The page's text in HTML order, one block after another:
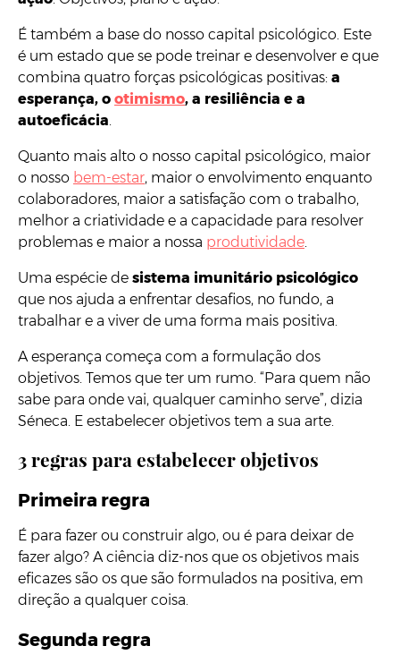
É também a base do nosso capital psicológico. Este
é um estado que se pode treinar e desenvolver e que
combina quatro forças psicológicas positivas: a
esperança, o otimismo, a resiliência e a
autoeficácia.
Quanto mais alto o nosso capital psicológico, maior
o nosso bem-estar, maior o envolvimento enquanto
colaboradores, maior a satisfação com o trabalho,
melhor a criatividade e a capacidade para resolver
problemas e maior a nossa produtividade.
Uma espécie de sistema imunitário psicológico
que nos ajuda a enfrentar desafios, no fundo, a
trabalhar e a viver de uma forma mais positiva.
A esperança começa com a formulação dos
objetivos. Temos que ter um rumo. “Para quem não
sabe para onde vai, qualquer caminho serve”, dizia
Séneca. E estabelecer objetivos tem a sua arte.
3 regras para estabelecer objetivos
Primeira regra
É para fazer ou construir algo, ou é para deixar de
fazer algo? A ciência diz-nos que os objetivos mais
eficazes são os que são formulados na positiva, em
direção a qualquer coisa.
Segunda regra